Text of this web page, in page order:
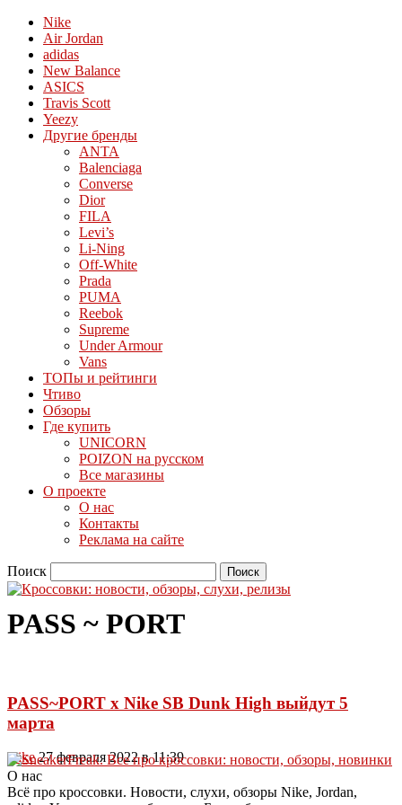
Nike
Air Jordan
adidas
New Balance
ASICS
Travis Scott
Yeezy
Другие бренды
ANTA
Balenciaga
Converse
Dior
FILA
Levi’s
Li-Ning
Off-White
Prada
PUMA
Reebok
Supreme
Under Armour
Vans
ТОПы и рейтинги
Чтиво
Обзоры
Где купить
UNICORN
POIZON на русском
Все магазины
О проекте
О нас
Контакты
Реклама на сайте
Поиск
PASS ~ PORT
PASS~PORT x Nike SB Dunk High выйдут 5
марта
Nike 27 февраля 2022 в 11:39
О нас
Всё про кроссовки. Новости, слухи, обзоры Nike, Jordan,